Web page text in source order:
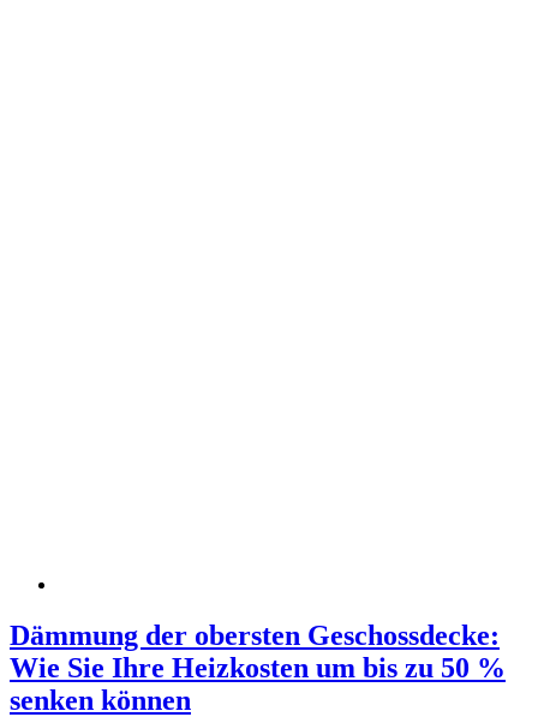
Dämmung der obersten Geschossdecke:
Wie Sie Ihre Heizkosten um bis zu 50 %
senken können